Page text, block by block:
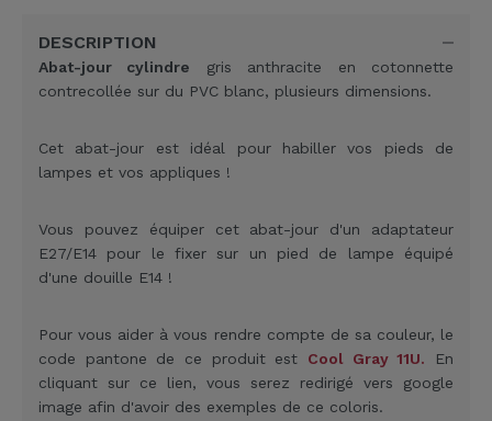
DESCRIPTION
Abat-jour cylindre gris anthracite en cotonnette
contrecollée sur du PVC blanc, plusieurs dimensions.
Cet abat-jour est idéal pour habiller vos pieds de
lampes et vos appliques !
Vous pouvez équiper cet abat-jour d'un adaptateur
E27/E14 pour le fixer sur un pied de lampe équipé
d'une douille E14 !
Pour vous aider à vous rendre compte de sa couleur, le
code pantone de ce produit est Cool Gray 11U. En
cliquant sur ce lien, vous serez redirigé vers google
image afin d'avoir des exemples de ce coloris.